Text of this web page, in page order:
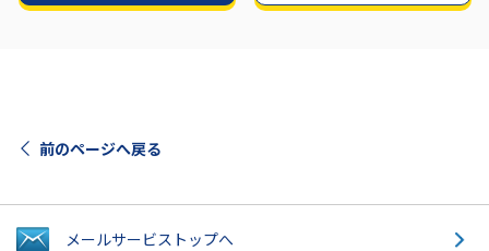
前のページへ戻る
メールサービス トップへ